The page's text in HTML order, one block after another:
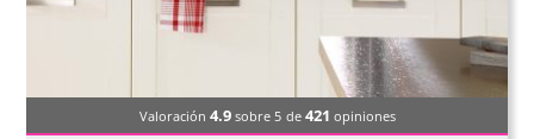
Valoración 4.9sobre 5 de 421 opiniones